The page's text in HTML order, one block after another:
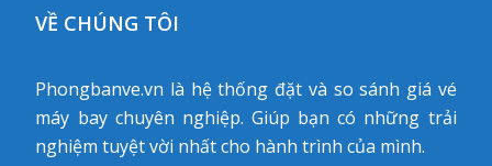
VỀ CHÚNG TÔI
Phongbanve.vn là hệ thống đặt và so sánh giá vé
máy bay chuyên nghiệp. Giúp bạn có những trải
nghiệm tuyệt vời nhất cho hành trình của mình.